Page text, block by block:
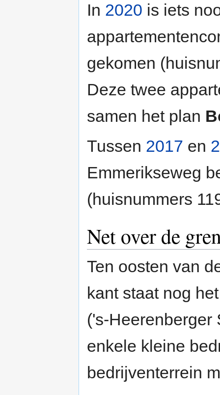
In 2020 is iets
gekomen
Deze twee
samen het plan
Tussen 2017 en
Emmerikseweg
(huisnummers
Net over de
Ten oosten van
kant staat nog
('s-Heerenberger
enkele kleine
bedrijventerrein